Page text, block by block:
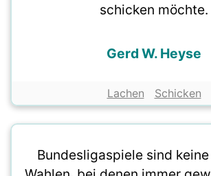
schicken möchte.
Gerd W. Heyse
Lachen Schicken
Bundesligaspiele sind